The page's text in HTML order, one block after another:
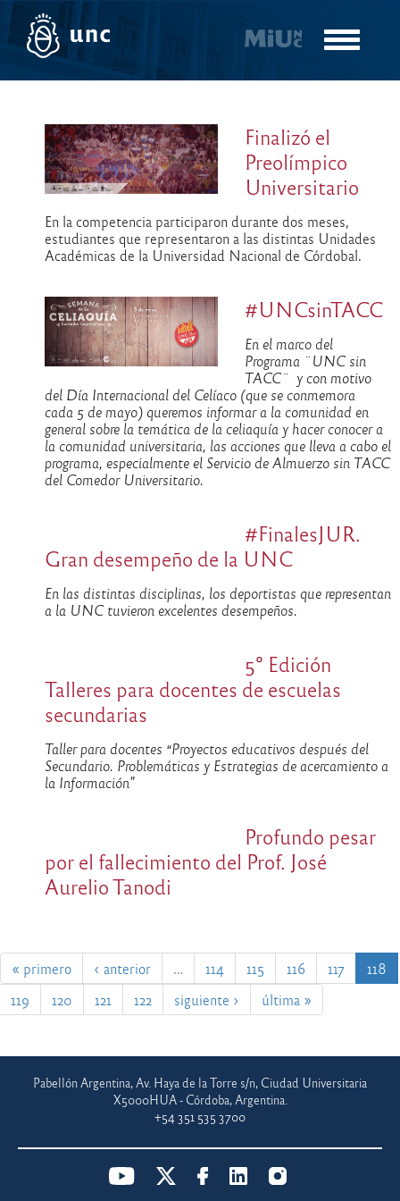
Pasar
contenido
Toggle
Finalizó el
Preolímpico
Universitario
En la competencia participaron durante dos meses,
estudiantes que representaron a las distintas Unidades
Académicas de la Universidad Nacional de Córdobal.
#UNCsinTACC
En el marco del
Programa ¨UNC sin
TACC¨ y con motivo
del Día Internacional del Celíaco (que se conmemora
cada 5 de mayo) queremos informar a la comunidad en
general sobre la temática de la celiaquía y hacer conocer a
la comunidad universitaria, las acciones que lleva a cabo el
programa, especialmente el Servicio de Almuerzo sin TACC
del Comedor Universitario.
#FinalesJUR.
Gran desempeño de la UNC
En las distintas disciplinas, los deportistas que representan
a la UNC tuvieron excelentes desempeños.
5° Edición
Talleres para docentes de escuelas
secundarias
Taller para docentes “Proyectos educativos después del
Secundario. Problemáticas y Estrategias de acercamiento a
la Información”
Profundo pesar
por el fallecimiento del Prof. José
Aurelio Tanodi
« primero ‹ anterior … 114 115 116 117
118
119
120 121 122 siguiente › última »
Pabellón Argentina, Av. Haya de la Torre s/n, Ciudad Universitaria
X5000HUA - Córdoba, Argentina.
+54 351 535 3700